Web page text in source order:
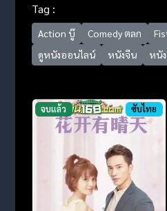
Tag :
Action บู๊ Comedy ตลก
ดูหนังออนไลน์
หนังจีน หนั
จบแล้ว ซับไทย